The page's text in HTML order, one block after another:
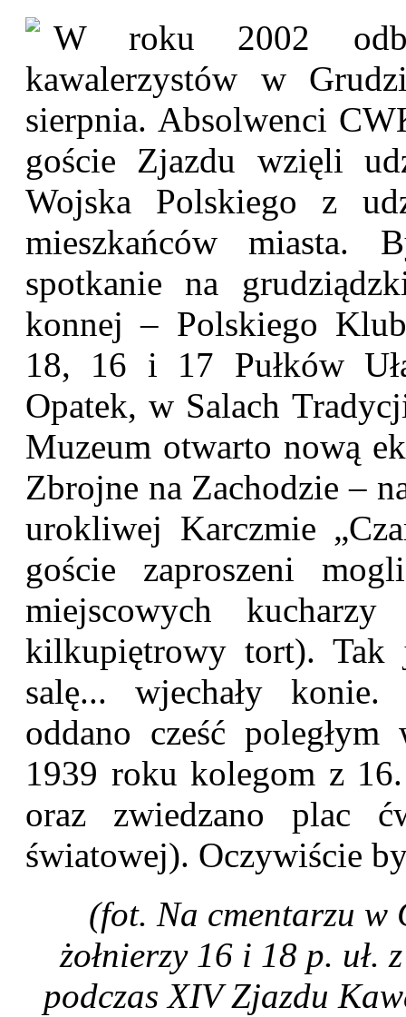
W roku 2002
kawalerzystów w
sierpnia. Absolwenci
goście Zjazdu wzięli
Wojska Polskiego z
mieszkańców miasta.
spotkanie na
konnej – Polskiego
18, 16 i 17 Pułków
Opatek, w Salach
Muzeum otwarto nową
Zbrojne na Zachodzie –
urokliwej Karczmie
goście zaproszeni
miejscowych
kilkupiętrowy tort). Tak
salę... wjechały
oddano cześć
1939 roku kolegom z
oraz zwiedzano plac
światowej). Oczywiście
(fot. Na cmentarzu w
żołnierzy 16 i 18 p. uł.
podczas XIV Zjazdu